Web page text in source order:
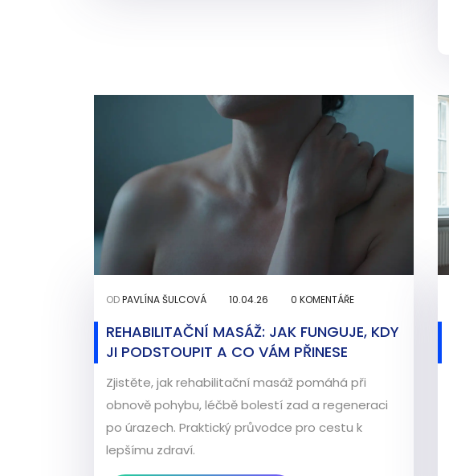
ODPAVLÍNA ŠULCOVÁ 10.04.26 0 KOMENTÁŘE
REHABILITAČNÍ MASÁŽ: JAK FUNGUJE, KDY
JI PODSTOUPIT A CO VÁM PŘINESE
Zjistěte, jak rehabilitační masáž pomáhá při
obnově pohybu, léčbě bolestí zad a regeneraci
po úrazech. Praktický průvodce pro cestu k
lepšímu zdraví.